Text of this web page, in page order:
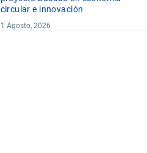
circular e innovación
1 Agosto, 2026